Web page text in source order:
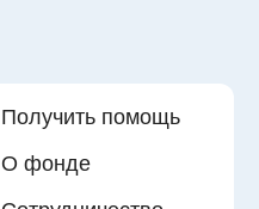
Получить помощь
О фонде